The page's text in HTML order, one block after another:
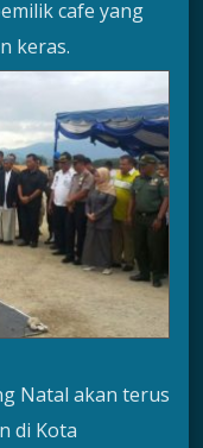
cafe yang
keras.
Natal akan terus
di Kota